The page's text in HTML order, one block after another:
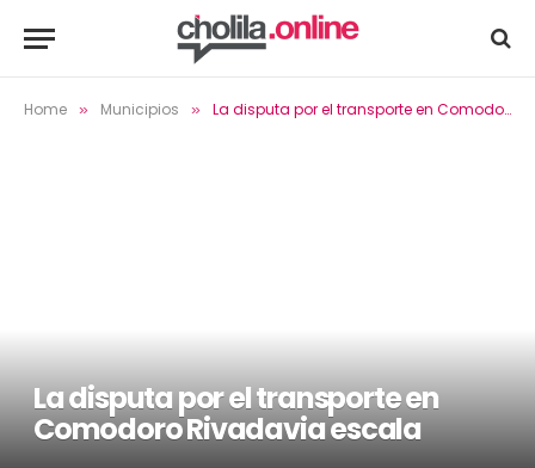
Home » Municipios » La disputa por el transporte en Comodoro Rivadavia escala
La disputa por el transporte en
Comodoro Rivadavia escala